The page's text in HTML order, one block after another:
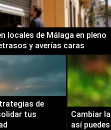
locales de Málaga en pleno
y averías caras
de
tus
Cambiar
así